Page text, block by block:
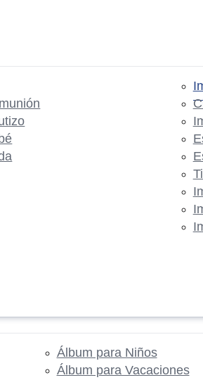
Álbum para Niños
Álbum para Vacaciones